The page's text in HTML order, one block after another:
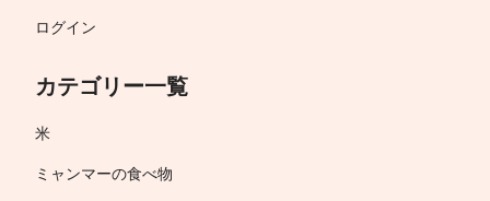
ログイン
カテゴリー一覧
米
ミャンマーの食べ物